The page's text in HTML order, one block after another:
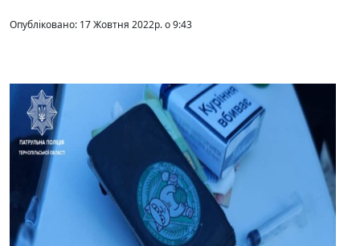
Опубліковано: 17 Жовтня 2022р. о 9:43